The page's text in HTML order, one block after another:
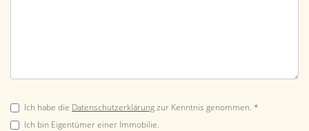
Ich habe die Datenschutzerklärungzur Kenntnis genommen. *
Ich bin Eigentümer einer Immobilie.